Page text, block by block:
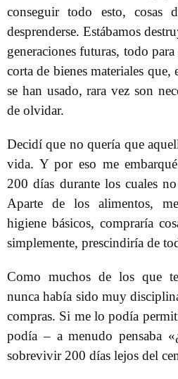
conseguir todo esto,
desprenderse. Estábamos
generaciones futuras, todo
corta de bienes materiales que,
se han usado, rara vez son
de olvidar.
Decidí que no quería que
vida. Y por eso me
200 días durante los cuales
Aparte de los alimentos,
higiene básicos, compraría
simplemente, prescindiría de
Como muchos de los que
nunca había sido muy
compras. Si me lo podía
podía – a menudo pensaba
sobrevivir 200 días lejos del